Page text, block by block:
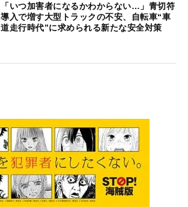
「いつ加害者になるかわからない…」青切符
導入で増す大型トラックの不安、自転車“車
道走行時代”に求められる新たな安全対策